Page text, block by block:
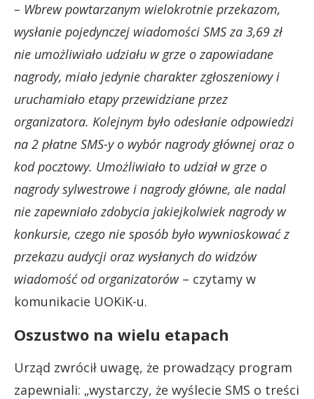
– Wbrew powtarzanym wielokrotnie przekazom,
wysłanie pojedynczej wiadomości SMS za 3,69 zł
nie umożliwiało udziału w grze o zapowiadane
nagrody, miało jedynie charakter zgłoszeniowy i
uruchamiało etapy przewidziane przez
organizatora. Kolejnym było odesłanie odpowiedzi
na 2 płatne SMS-y o wybór nagrody głównej oraz o
kod pocztowy. Umożliwiało to udział w grze o
nagrody sylwestrowe i nagrody główne, ale nadal
nie zapewniało zdobycia jakiejkolwiek nagrody w
konkursie, czego nie sposób było wywnioskować z
przekazu audycji oraz wysłanych do widzów
wiadomość od organizatorów– czytamy w
komunikacie UOKiK-u.
Oszustwo na wielu etapach
Urząd zwrócił uwagę, że prowadzący program
zapewniali: „wystarczy, że wyślecie SMS o treści